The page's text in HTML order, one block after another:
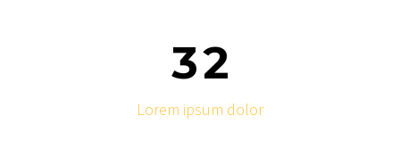
32
Lorem ipsum dolor